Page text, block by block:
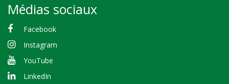
Médias sociaux
Facebook
Instagram
YouTube
LinkedIn